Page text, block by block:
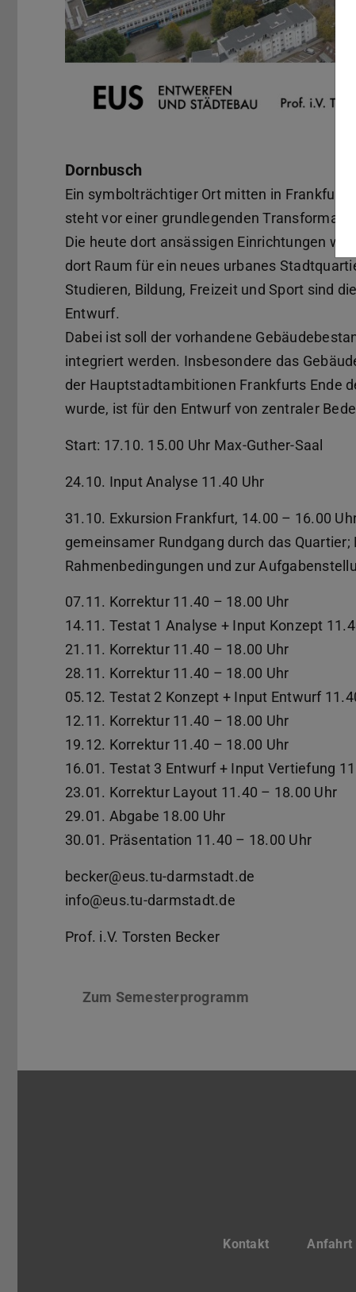
Dornbusch
Ein symbolträchtiger Ort mitten in Frankfurt
steht vor einer grundlegenden
Die heute dort ansässigen Einrichtungen
dort Raum für ein neues urbanes
Studieren, Bildung, Freizeit und Sport sind
Entwurf.
Dabei ist soll der vorhandene
integriert werden. Insbesondere das
der Hauptstadtambitionen Frankfurts Ende
wurde, ist für den Entwurf von zentraler
Start: 17.10. 15.00 Uhr Max-Guther-Saal
24.10. Input Analyse 11.40 Uhr
31.10. Exkursion Frankfurt, 14.00 – 16.00
gemeinsamer Rundgang durch das
Rahmenbedingungen und zur
07.11. Korrektur 11.40 – 18.00 Uhr
14.11. Testat 1 Analyse + Input Konzept
21.11. Korrektur 11.40 – 18.00 Uhr
28.11. Korrektur 11.40 – 18.00 Uhr
05.12. Testat 2 Konzept + Input Entwurf
12.11. Korrektur 11.40 – 18.00 Uhr
19.12. Korrektur 11.40 – 18.00 Uhr
16.01. Testat 3 Entwurf + Input Vertiefung
23.01. Korrektur Layout 11.40 – 18.00 Uhr
29.01. Abgabe 18.00 Uhr
30.01. Präsentation 11.40 – 18.00 Uhr
becker@eus.tu-darmstadt.de
info@eus.tu-darmstadt.de
Prof. i.V. Torsten Becker
Zum Semesterprogramm
Kontakt Anfahrt